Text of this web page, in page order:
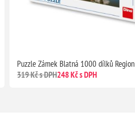
Puzzle Zámek Blatná 1000 dílků Region
319 Kč s DPH248 Kč s DPH